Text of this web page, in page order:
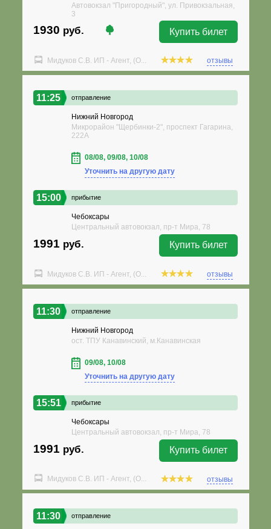
Автовокзал "Пригородный", ул. Привокзальная,
3
1930 руб. Купить билет
Мидуков С.В. ИП - Агент, (О... отзывы
11:25 отправление
Нижний Новгород
Микрорайон "Щербинки-2", проспект Гагарина,
222А
08/08, 09/08, 10/08
Уточнить на другую дату
15:00 прибытие
Чебоксары
Центральный автовокзал, пр-т Мира, 78
1991 руб. Купить билет
Мидуков С.В. ИП - Агент, (О... отзывы
11:30 отправление
Нижний Новгород
ост. ТПУ Канавинский, м.Канавинская
09/08, 10/08
Уточнить на другую дату
15:51 прибытие
Чебоксары
Центральный автовокзал, пр-т Мира, 78
1991 руб. Купить билет
Мидуков С.В. ИП - Агент, (О... отзывы
11:30 отправление